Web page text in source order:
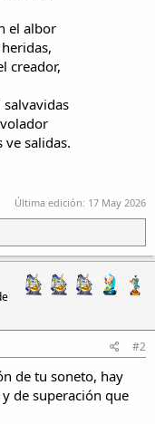
el albor
creador,
salidas.
Última edición: 17 May 2026
#2
de tu soneto, hay
de superación que